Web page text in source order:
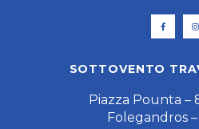
SOTTOVENTO
Piazza Pounta –
Folegandros –